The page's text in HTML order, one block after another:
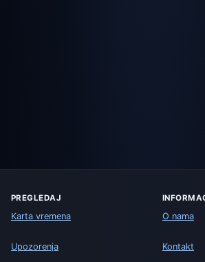
PREGLEDAJ
Karta vremena
Upozorenja
O nama
Kontakt